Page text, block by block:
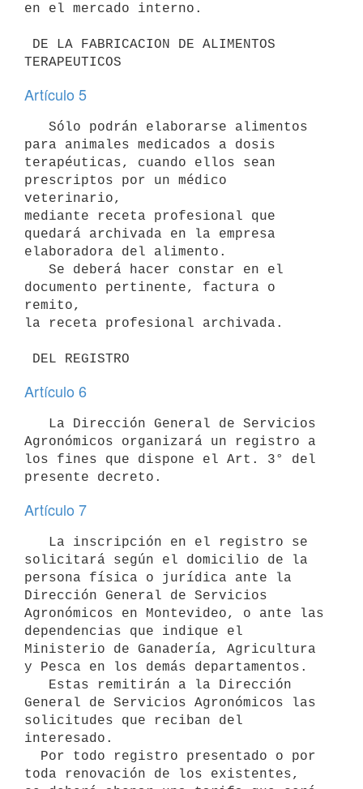
en el mercado interno.
TERAPEUTICOS
Artículo 5
para animales medicados a dosis
terapéuticas, cuando ellos sean
prescriptos por un médico
veterinario,
mediante receta profesional que
quedará archivada en la empresa
elaboradora del alimento.
documento pertinente, factura o
remito,
la receta profesional archivada.
Artículo 6
Agronómicos organizará un registro a
los fines que dispone el Art. 3° del
Artículo 7
solicitará según el domicilio de la
persona física o jurídica ante la
Dirección General de Servicios
Agronómicos en Montevideo, o ante las
dependencias que indique el
Ministerio de Ganadería, Agricultura
y Pesca en los demás departamentos.
General de Servicios Agronómicos las
solicitudes que reciban del
interesado.
toda renovación de los existentes,